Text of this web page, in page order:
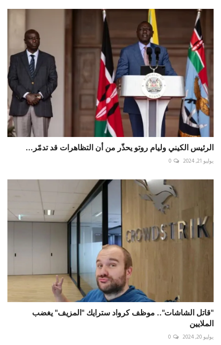
الرئيس الكيني وليام روتو يحذّر من أن التظاهرات قد تدمّر...
يوليو 21, 2024 0
"قاتل الشاشات".. موظف كرواد سترايك "المزيف" يغضب
الملايين
يوليو 20, 2024 0